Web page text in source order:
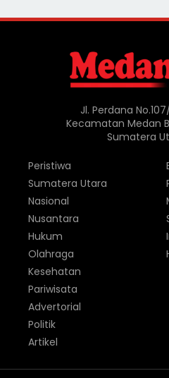
Jl. Perdana
Kecamatan Medan
Sumatera
Peristiwa
Sumatera Utara
Nasional
Nusantara
Hukum
Olahraga
Kesehatan
Pariwisata
Advertorial
Politik
Artikel